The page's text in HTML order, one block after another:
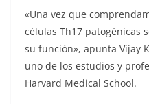
«Una vez que
células Th17 patogénicas
su función», apunta Vijay
uno de los estudios y
Harvard Medical School.